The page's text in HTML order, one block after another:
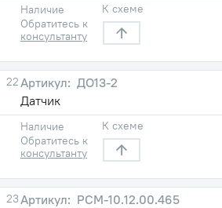
Наличие
Обратитесь к
консультанту
К схеме
22
ДО13-2
Датчик
Наличие
Обратитесь к
консультанту
К схеме
23
РСМ-10.12.00.465